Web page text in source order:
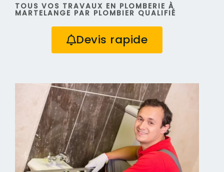
TOUS VOS TRAVAUX EN PLOMBERIE À
MARTELANGE PAR PLOMBIER QUALIFIÉ
Devis rapide